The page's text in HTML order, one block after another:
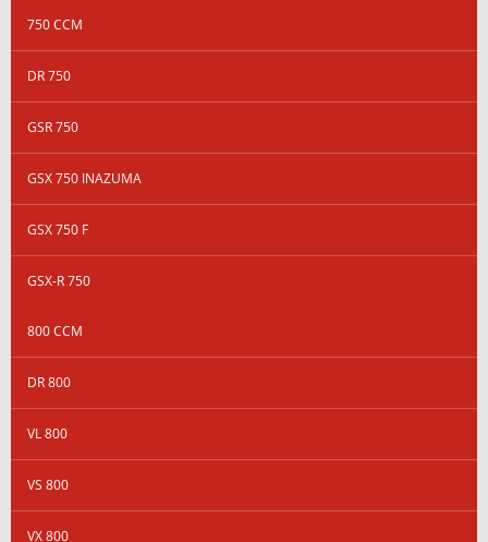
750 CCM
DR 750
GSR 750
GSX 750 INAZUMA
GSX 750 F
GSX-R 750
800 CCM
DR 800
VL 800
VS 800
VX 800